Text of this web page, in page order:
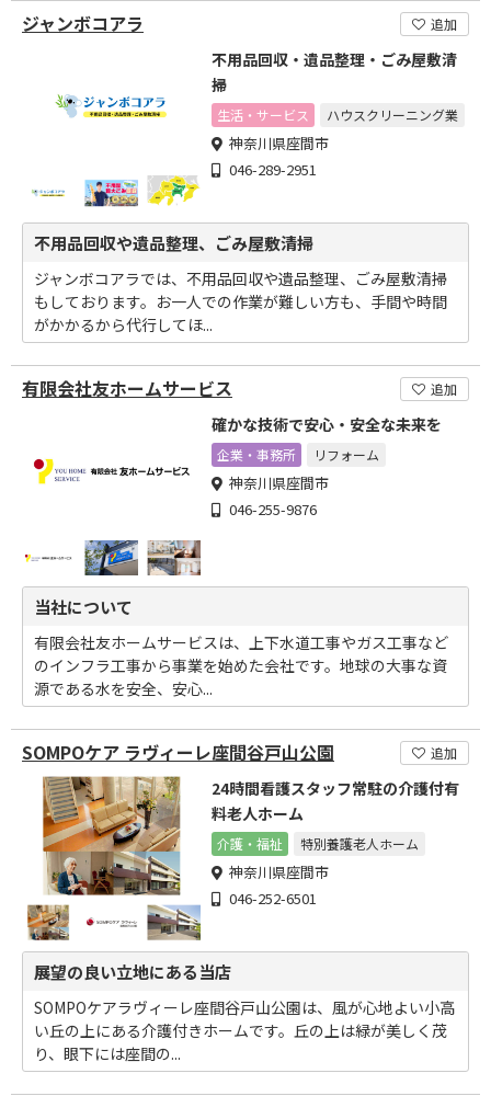
ジャンボコアラ 追加
不用品回収・遺品整理・ごみ屋敷清
掃
生活・サービス ハウスクリーニング業
神奈川県座間市
046-289-2951
不用品回収や遺品整理、ごみ屋敷清掃
ジャンボコアラでは、不用品回収や遺品整理、ごみ屋敷清掃
もしております。お一人での作業が難しい方も、手間や時間
がかかるから代行してほ...
有限会社友ホームサービス 追加
確かな技術で安心・安全な未来を
企業・事務所 リフォーム
神奈川県座間市
046-255-9876
当社について
有限会社友ホームサービスは、上下水道工事やガス工事など
のインフラ工事から事業を始めた会社です。地球の大事な資
源である水を安全、安心...
SOMPOケア ラヴィーレ座間谷戸山公園 追加
24時間看護スタッフ常駐の介護付有
料老人ホーム
介護・福祉 特別養護老人ホーム
神奈川県座間市
046-252-6501
展望の良い立地にある当店
SOMPOケアラヴィーレ座間谷戸山公園は、風が心地よい小高
い丘の上にある介護付きホームです。丘の上は緑が美しく茂
り、眼下には座間の...